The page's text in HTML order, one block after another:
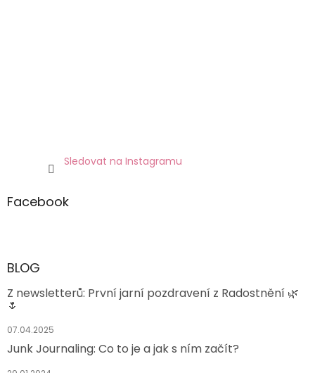
Sledovat na Instagramu
Facebook
BLOG
Z newsletterů: První jarní pozdravení z Radostnění 🌿
🌷
07.04.2025
Junk Journaling: Co to je a jak s ním začít?